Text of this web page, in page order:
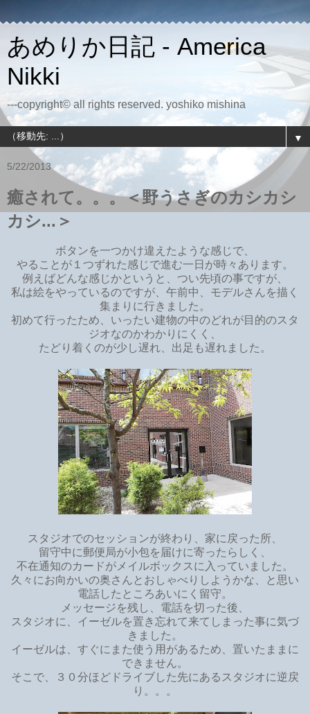
あめりか日記 - America
Nikki
---copyright© all rights reserved. yoshiko mishina
▼
5/22/2013
癒されて。。。＜野うさぎのカシカシ
カシ...＞
ボタンを一つかけ違えたような感じで、
やることが１つずれた感じで進む一日が時々あります。
例えばどんな感じかというと、つい先頃の事ですが、
私は絵をやっているのですが、午前中、モデルさんを描く
集まりに行きました。
初めて行ったため、いったい建物の中のどれが目的のスタ
ジオなのかわかりにくく、
たどり着くのが少し遅れ、出足も遅れました。
スタジオでのセッションが終わり、家に戻った所、
留守中に郵便局が小包を届けに寄ったらしく、
不在通知のカードがメイルボックスに入っていました。
久々にお向かいの奥さんとおしゃべりしようかな、と思い
電話したところあいにく留守。
メッセージを残し、電話を切った後、
スタジオに、イーゼルを置き忘れて来てしまった事に気づ
きました。
イーゼルは、すぐにまた使う用があるため、置いたままに
できません。
そこで、３０分ほどドライブした先にあるスタジオに逆戻
り。。。